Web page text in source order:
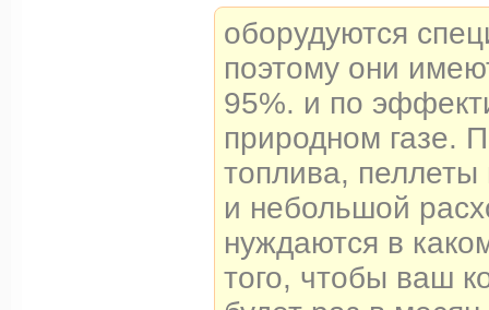
оборудуются
поэтому они
95%. и по
природном газе.
топлива,
и небольшой
нуждаются в
того, чтобы ваш